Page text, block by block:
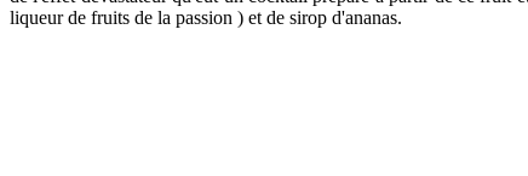
liqueur de fruits de la passion ) et de sirop d'ananas.